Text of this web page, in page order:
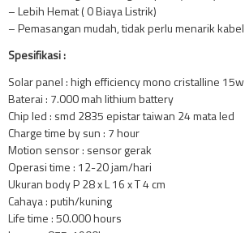
– Lebih Hemat ( 0 Biaya Listrik)
– Pemasangan mudah, tidak perlu menarik kabel
Spesifikasi :
Solar panel : high efficiency mono cristalline 15w
Baterai : 7.000 mah lithium battery
Chip led : smd 2835 epistar taiwan 24 mata led
Charge time by sun : 7 hour
Motion sensor : sensor gerak
Operasi time : 12-20 jam/hari
Ukuran body P 28 x L 16 x T 4 cm
Cahaya : putih/kuning
Life time : 50.000 hours